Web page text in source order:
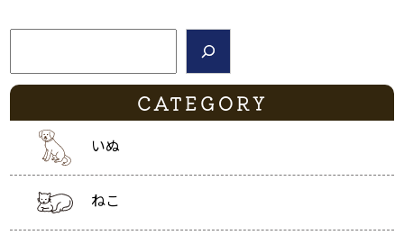
検索
CATEGORY
いぬ
ねこ